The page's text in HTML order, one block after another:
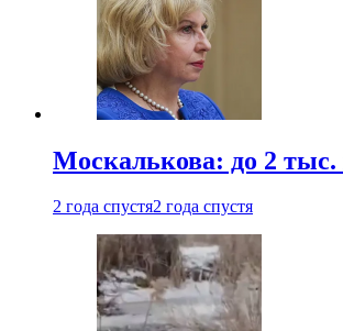
Москалькова: до 2 тыс.
2 года спустя2 года спустя